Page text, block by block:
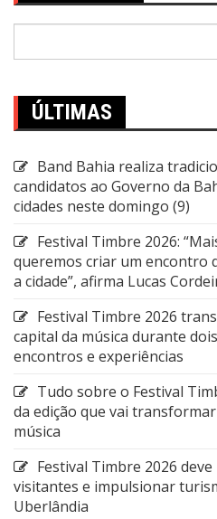
ÚLTIMAS
Band Bahia realiza
candidatos ao Governo da
cidades neste domingo (9)
Festival Timbre 2026:
queremos criar um encontro
a cidade”, afirma Lucas
Festival Timbre 2026
capital da música durante
encontros e experiências
Tudo sobre o Festival
da edição que vai
música
Festival Timbre 2026
visitantes e impulsionar
Uberlândia